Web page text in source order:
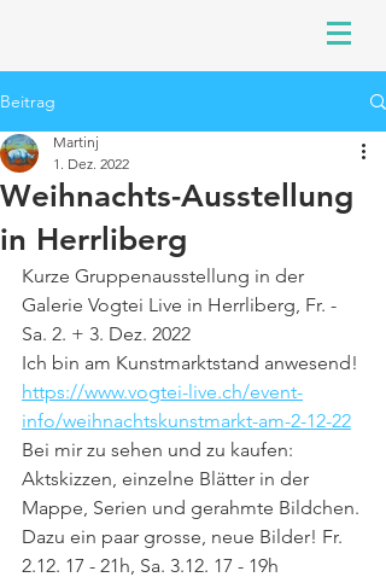
Beitrag
Weihnachts-Ausstellung
in Herrliberg
Martinj
1. Dez. 2022
Kurze Gruppenausstellung in der
Galerie Vogtei Live in Herrliberg, Fr. -
Sa. 2. + 3. Dez. 2022
Ich bin am Kunstmarktstand anwesend!
https://www.vogtei-live.ch/event-
info/weihnachtskunstmarkt-am-2-12-22
Bei mir zu sehen und zu kaufen:
Aktskizzen, einzelne Blätter in der
Mappe, Serien und gerahmte Bildchen.
Dazu ein paar grosse, neue Bilder! Fr.
2.12. 17 - 21h, Sa. 3.12. 17 - 19h